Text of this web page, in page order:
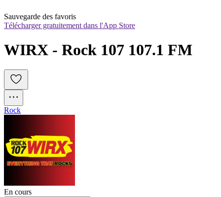
Sauvegarde des favoris
Télécharger gratuitement dans l'App Store
WIRX - Rock 107 107.1 FM
Rock
En cours